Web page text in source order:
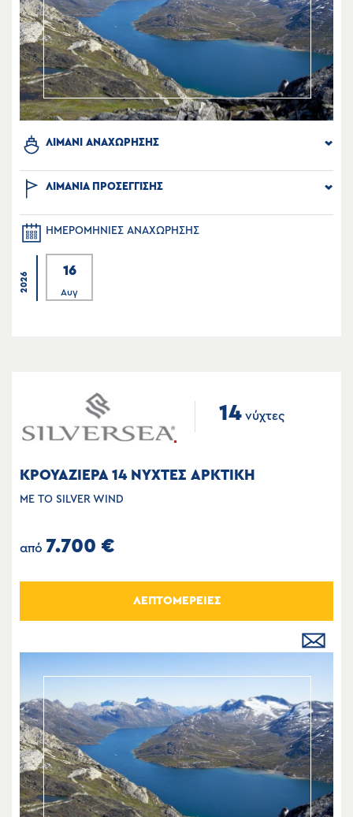
ΛΙΜΑΝΙ ΑΝΑΧΩΡΗΣΗΣ
ΛΙΜΑΝΙΑ ΠΡΟΣΕΓΓΙΣΗΣ
ΗΜΕΡΟΜΗΝΙΕΣ ΑΝΑΧΩΡΗΣΗΣ
2026
16
Αυγ
14 νύχτες
ΚΡΟΥΑΖΙΕΡΑ 14 ΝΥΧΤΕΣ ΑΡΚΤΙΚΗ
ΜΕ ΤΟ SILVER WIND
από 7.700 €
ΛΕΠΤΟΜΕΡΕΙΕΣ